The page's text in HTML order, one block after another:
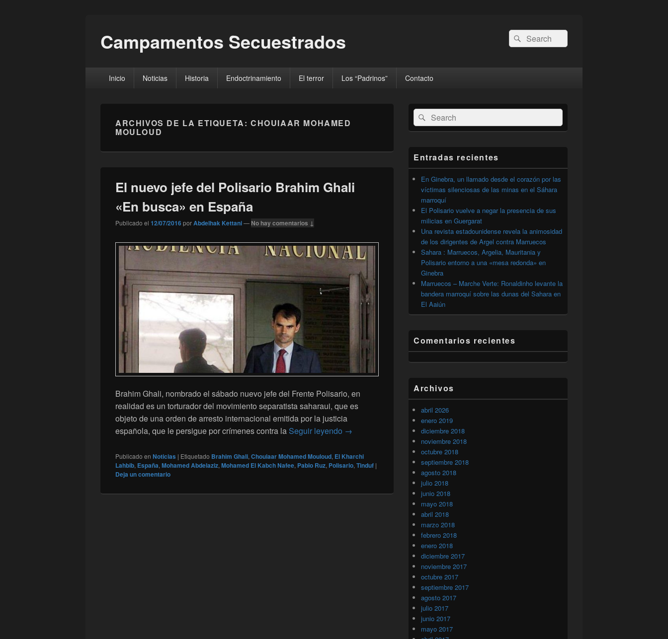
Campamentos Secuestrados
Buscar
por:
Buscar
principalInicio Noticias Historia Endoctrinamiento El terror Los “Padrinos” Contacto
ARCHIVOS DE LA ETIQUETA:CHOUIAAR MOHAMED
MOULOUD
El nuevo jefe del Polisario Brahim Ghali
«En busca» en España
Publicado el 12/07/2016porAbdelhak Kettani— No hay comentarios ↓
Brahim Ghali, nombrado el sábado nuevo jefe del Frente Polisario, en
realidad es un torturador del movimiento separatista saharaui, que es
objeto de una orden de arresto internacional emitida por la justicia
española, que le persigue por crímenes contra la Seguir leyendo El nuevo jefe del Polisario Brahim Ghali «En busca» en España
→
Publicado en Noticias | Etiquetado Brahim Ghali, Chouiaar Mohamed Mouloud, El Kharchi
Lahbib, España, Mohamed Abdelaziz, Mohamed El Kabch Nafee, Pablo Ruz, Polisario, Tinduf |
Deja un comentario
El
área
de
widget
lateral
primaria
Buscar
por:
Buscar
Entradas recientes
En Ginebra, un llamado desde el corazón por las
víctimas silenciosas de las minas en el Sáhara
marroquí
El Polisario vuelve a negar la presencia de sus
milicias en Guergarat
Una revista estadounidense revela la animosidad
de los dirigentes de Argel contra Marruecos
Sahara : Marruecos, Argelia, Mauritania y
Polisario entorno a una «mesa redonda» en
Ginebra
Marruecos – Marche Verte: Ronaldinho levante la
bandera marroquí sobre las dunas del Sahara en
El Aaiún
Comentarios recientes
Archivos
abril 2026
enero 2019
diciembre 2018
noviembre 2018
octubre 2018
septiembre 2018
agosto 2018
julio 2018
junio 2018
mayo 2018
abril 2018
marzo 2018
febrero 2018
enero 2018
diciembre 2017
noviembre 2017
octubre 2017
septiembre 2017
agosto 2017
julio 2017
junio 2017
mayo 2017